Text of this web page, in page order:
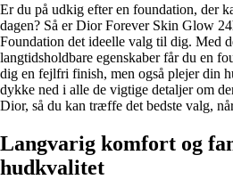
Er du på udkig efter en foundation, der
dagen? Så er Dior Forever Skin Glow
Foundation det ideelle valg til dig. Med
langtidsholdbare egenskaber får du en
dig en fejlfri finish, men også plejer din
dykke ned i alle de vigtige detaljer om
Dior, så du kan træffe det bedste valg,
Langvarig komfort og
hudkvalitet